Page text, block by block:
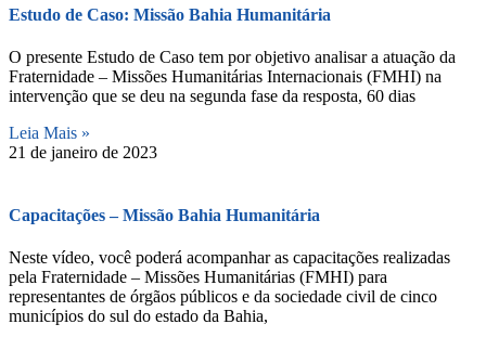
Estudo de Caso: Missão Bahia Humanitária
O presente Estudo de Caso tem por objetivo analisar a atuação da
Fraternidade – Missões Humanitárias Internacionais (FMHI) na
intervenção que se deu na segunda fase da resposta, 60 dias
Leia Mais »
21 de janeiro de 2023
Capacitações – Missão Bahia Humanitária
Neste vídeo, você poderá acompanhar as capacitações realizadas
pela Fraternidade – Missões Humanitárias (FMHI) para
representantes de órgãos públicos e da sociedade civil de cinco
municípios do sul do estado da Bahia,